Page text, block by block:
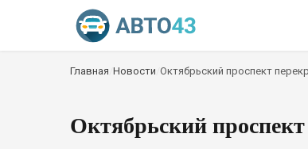
Главная Новости Октябрьский проспект
Октябрьский